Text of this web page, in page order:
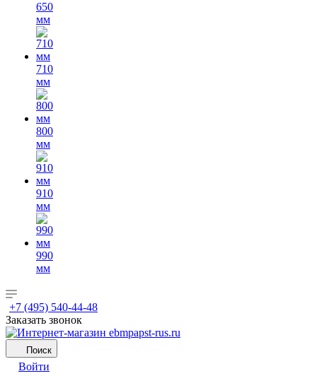
650
мм
710
мм
800
мм
910
мм
990
мм
+7 (495) 540-44-48
Заказать звонок
Поиск
Войти